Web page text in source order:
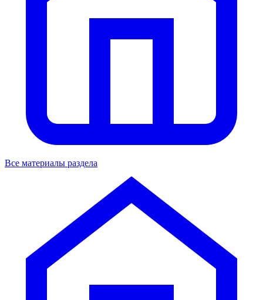
Все материалы раздела